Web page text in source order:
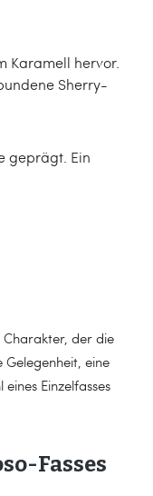
Karamell hervor.
Sherry-
geprägt. Ein
Charakter, der die
eine
Einzelfasses
Fasses